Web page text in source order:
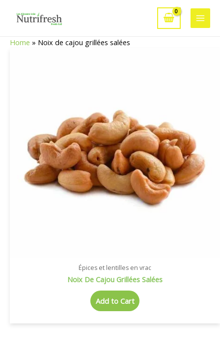
Main
Home » Noix de cajou grillées salées
Épices et lentilles en vrac
Noix De Cajou Grillées Salées
Add to Cart